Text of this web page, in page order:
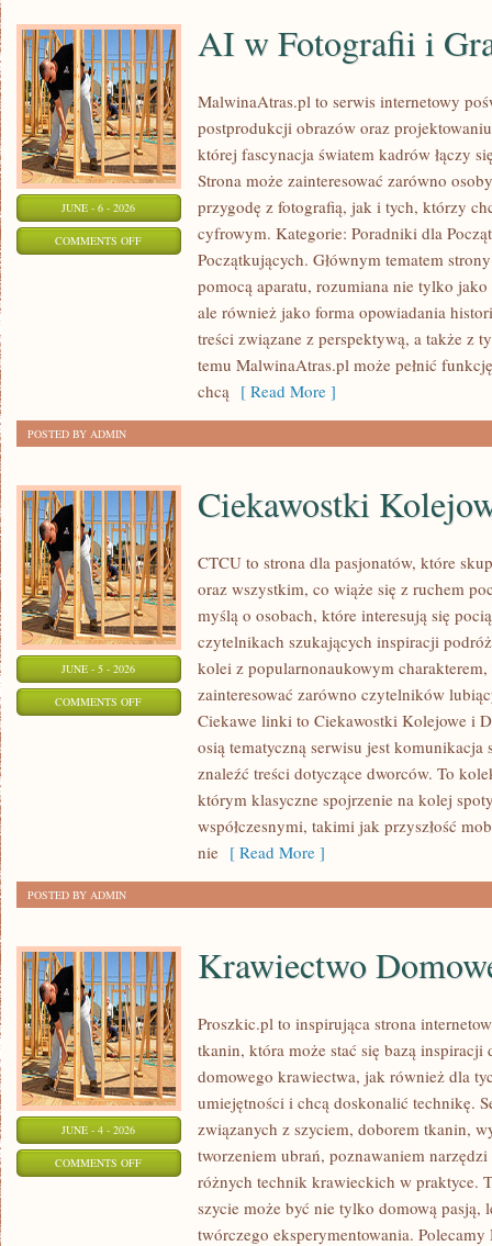
JUNE - 6 - 2026
COMMENTS OFFON
FOTOGRAFII
AI w Fotografii i
MalwinaAtras.pl to serwis internetowy
postprodukcji obrazów oraz
której fascynacja światem kadrów łączy
Strona może zainteresować zarówno
przygodę z fotografią, jak i tych, którzy
cyfrowym. Kategorie: Poradniki dla
Początkujących. Głównym tematem
pomocą aparatu, rozumiana nie tylko
ale również jako forma opowiadania
treści związane z perspektywą, a także z
temu MalwinaAtras.pl może pełnić
chcą [ Read More ]
POSTED BY ADMIN
JUNE - 5 - 2026
COMMENTS OFFON
CIEKAWOSTKI
Ciekawostki
CTCU to strona dla pasjonatów, które
oraz wszystkim, co wiąże się z ruchem
myślą o osobach, które interesują się
czytelnikach szukających inspiracji
kolei z popularnonaukowym
zainteresować zarówno czytelników
Ciekawe linki to Ciekawostki Kolejowe i
osią tematyczną serwisu jest komunikacja
znaleźć treści dotyczące dworców. To
którym klasyczne spojrzenie na kolej
współczesnymi, takimi jak przyszłość
nie [ Read More ]
POSTED BY ADMIN
JUNE - 4 - 2026
COMMENTS OFFON
KRAWIECTWO
Krawiectwo
Proszkic.pl to inspirująca strona
tkanin, która może stać się bazą
domowego krawiectwa, jak również dla
umiejętności i chcą doskonalić technikę.
związanych z szyciem, doborem tkanin,
tworzeniem ubrań, poznawaniem
różnych technik krawieckich w praktyce.
szycie może być nie tylko domową pasją,
twórczego eksperymentowania.